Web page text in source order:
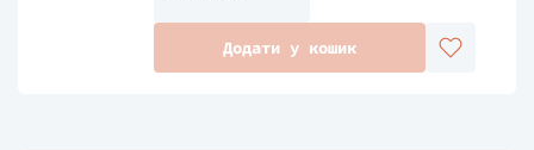
Додати у кошик